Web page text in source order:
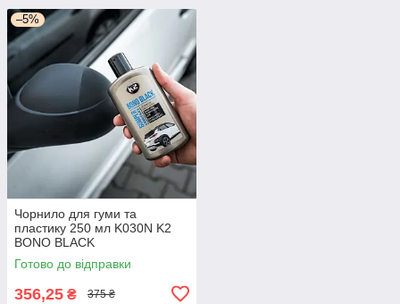
–5%
Чорнило для гуми та
пластику 250 мл K030N K2
BONO BLACK
Готово до відправки
356,25 ₴ 375 ₴